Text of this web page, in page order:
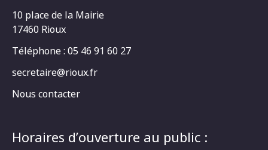
10 place de la Mairie
17460 Rioux
Téléphone : 05 46 91 60 27
secretaire@rioux.fr
Nous contacter
Horaires d’ouverture au public :